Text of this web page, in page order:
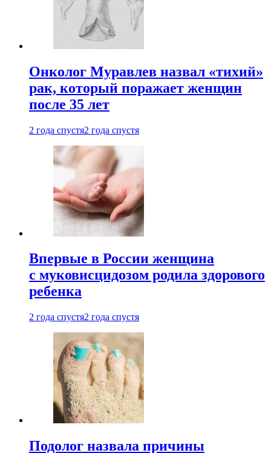
Онколог Муравлев назвал «тихий»
рак, который поражает женщин
после 35 лет
2 года спустя2 года спустя
Впервые в России женщина
с муковисцидозом родила здорового
ребенка
2 года спустя2 года спустя
Подолог назвала причины